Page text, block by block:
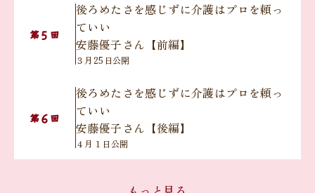
第５ 回
後ろめたさを感じずに介護はプロを頼っ
ていい
安藤優子さん【前編】
３月25日公開
第６ 回
後ろめたさを感じずに介護はプロを頼っ
ていい
安藤優子さん【後編】
４月１日公開